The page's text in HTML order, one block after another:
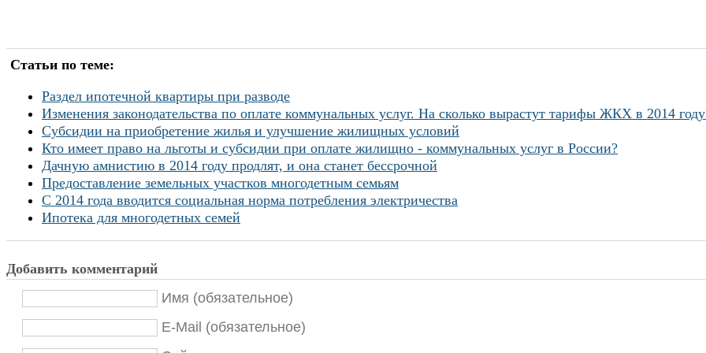
Статьи по теме:
Раздел ипотечной квартиры при разводе
Изменения законодательства по оплате коммунальных услуг. На сколько вырастут тарифы ЖКХ в 2014
Субсидии на приобретение жилья и улучшение жилищных условий
Кто имеет право на льготы и субсидии при оплате жилищно - коммунальных услуг в России?
Дачную амнистию в 2014 году продлят, и она станет бессрочной
Предоставление земельных участков многодетным семьям
С 2014 года вводится социальная норма потребления электричества
Ипотека для многодетных семей
Добавить комментарий
Имя (обязательное)
E-Mail (обязательное)